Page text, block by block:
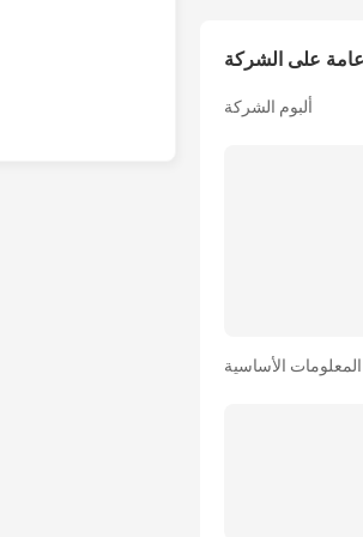
على الشركة
ألبوم الشركة
المعلومات الأساسية